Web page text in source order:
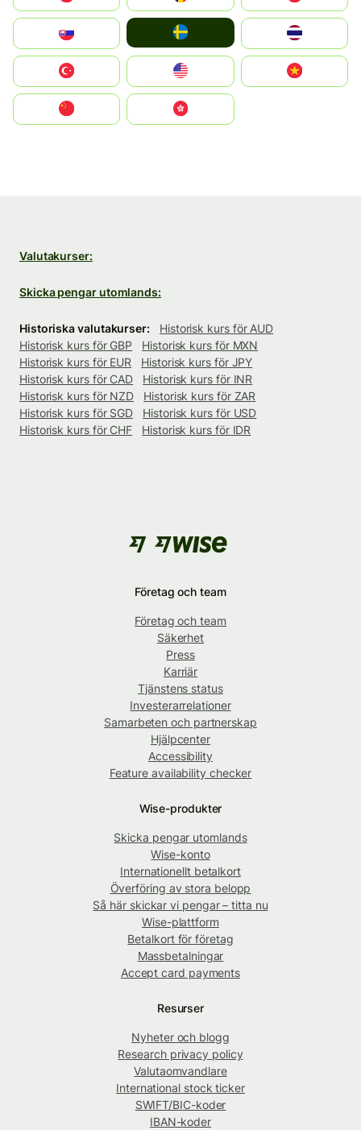
United States
中國香港特別行政區
Valutakurser:
Skicka pengar utomlands:
Historiska valutakurser:
Historisk kurs för AUD
Historisk kurs för GBP
Historisk kurs för MXN
Historisk kurs för EUR
Historisk kurs för JPY
Historisk kurs för CAD
Historisk kurs för INR
Historisk kurs för NZD
Historisk kurs för ZAR
Historisk kurs för SGD
Historisk kurs för USD
Historisk kurs för CHF
Historisk kurs för IDR
Företag och team
Företag och team
Säkerhet
Press
Karriär
Tjänstens status
Investerarrelationer
Samarbeten och partnerskap
Hjälpcenter
Accessibility
Feature availability checker
Wise-produkter
Skicka pengar utomlands
Wise-konto
Internationellt betalkort
Överföring av stora belopp
Så här skickar vi pengar – titta nu
Wise-plattform
Betalkort för företag
Massbetalningar
Accept card payments
Resurser
Nyheter och blogg
Research privacy policy
Valutaomvandlare
International stock ticker
SWIFT/BIC-koder
IBAN-koder